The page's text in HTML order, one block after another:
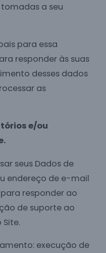
a seu
para essa
responder às suas
desses dados
as
e/ou
seus Dados de
endereço de e-mail
responder ao
de suporte ao
execução de